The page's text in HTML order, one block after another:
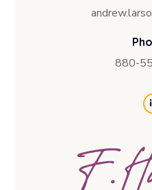
880-